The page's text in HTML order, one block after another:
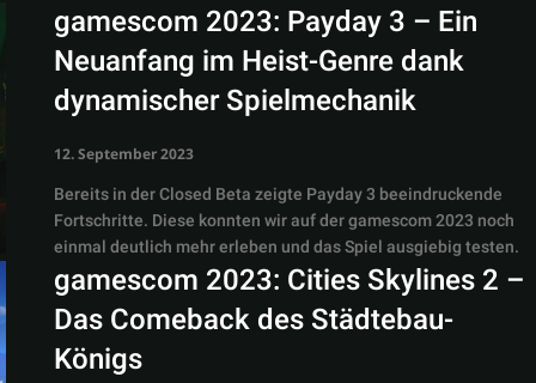
gamescom 2023: Payday 3 – Ein
Neuanfang im Heist-Genre dank
dynamischer Spielmechanik
12. September 2023
Bereits in der Closed Beta zeigte Payday 3 beeindruckende
Fortschritte. Diese konnten wir auf der gamescom 2023 noch
einmal deutlich mehr erleben und das Spiel ausgiebig testen.
gamescom 2023: Cities Skylines 2 –
Das Comeback des Städtebau-
Königs